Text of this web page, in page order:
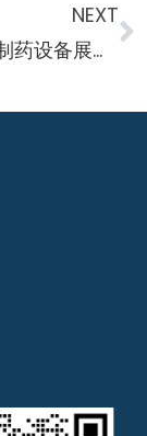
NEXT
PMEC国际制药设备展快讯 数字化加速药品生产